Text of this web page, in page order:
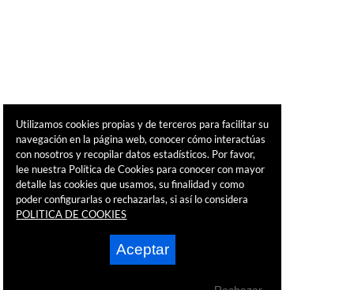
Utilizamos cookies propias y de terceros para facilitar su
navegación en la página web, conocer cómo interactúas
con nosotros y recopilar datos estadísticos. Por favor,
lee nuestra Política de Cookies para conocer con mayor
detalle las cookies que usamos, su finalidad y como
poder configurarlas o rechazarlas, si así lo considera
POLITICA DE COOKIES
Aceptar